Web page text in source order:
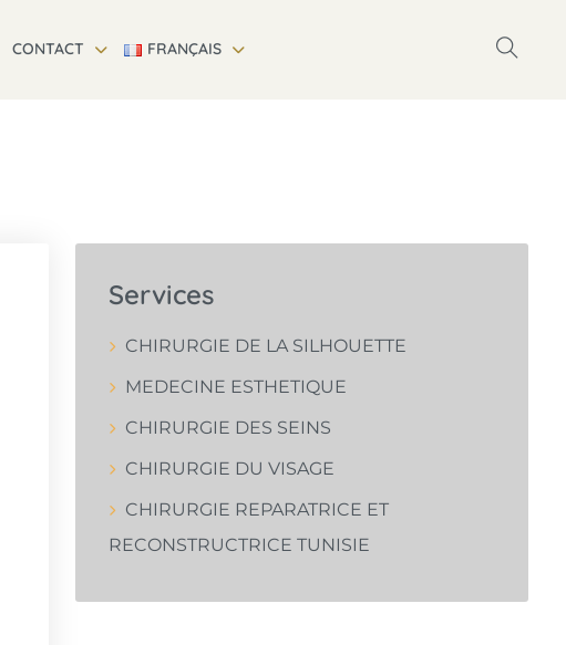
CONTACT FRANÇAIS
Services
CHIRURGIE DE LA SILHOUETTE
MEDECINE ESTHETIQUE
CHIRURGIE DES SEINS
CHIRURGIE DU VISAGE
CHIRURGIE REPARATRICE ET
RECONSTRUCTRICE TUNISIE